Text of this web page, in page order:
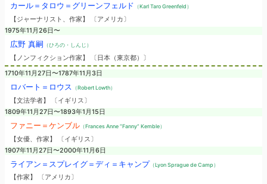
カール＝タロウ＝グリーンフェルド （Karl Taro Greenfeld）
【ジャーナリスト、作家】 〔アメリカ〕
1975年11月26日〜
広野 真嗣 （ひろの・しんじ）
【ノンフィクション作家】 〔日本（東京都）〕
1710年11月27日〜1787年11月3日
ロバート＝ロウス （Robert Lowth）
【文法学者】 〔イギリス〕
1809年11月27日〜1893年1月15日
ファニー＝ケンブル（Frances Anne “Fanny” Kemble）
【女優、作家】 〔イギリス〕
1907年11月27日〜2000年11月6日
ライアン＝スプレイグ＝ディ＝キャンプ （Lyon Sprague de Camp）
【作家】 〔アメリカ〕